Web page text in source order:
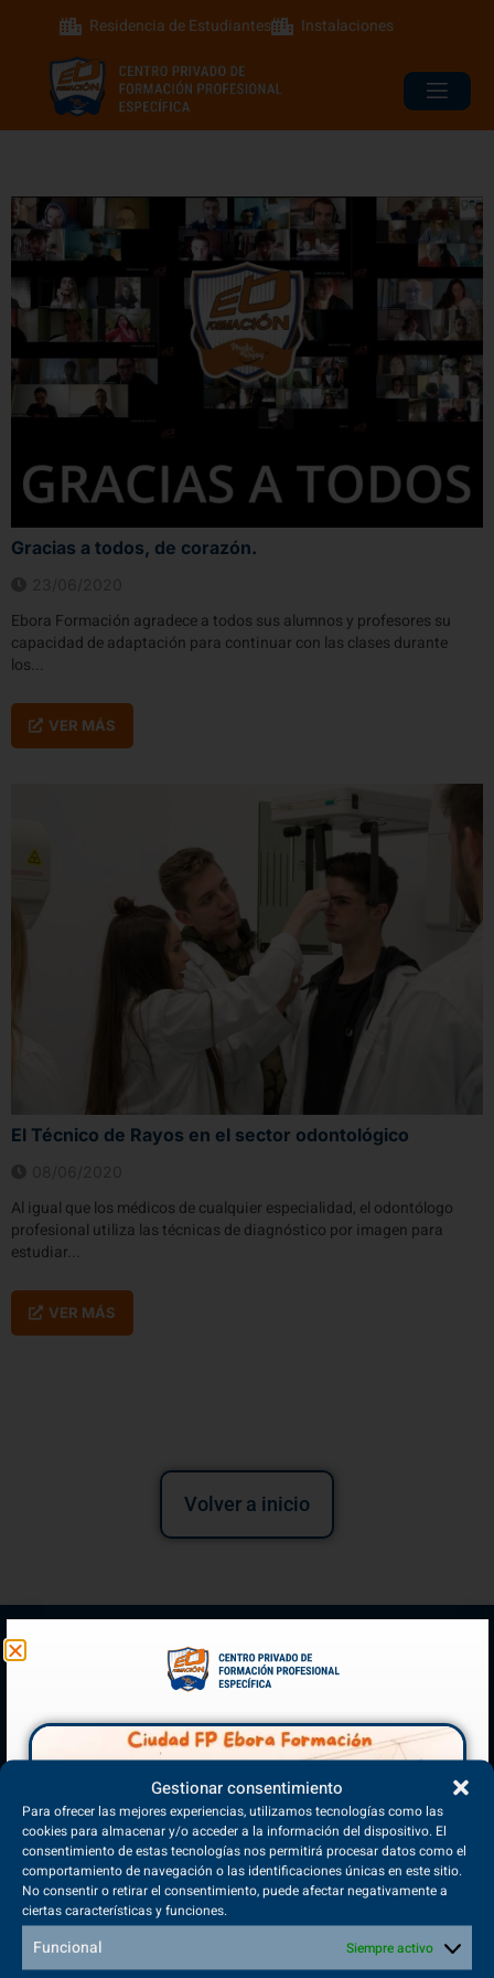
Gestionar consentimiento
Para ofrecer las mejores experiencias, utilizamos tecnologías como las
cookies para almacenar y/o acceder a la información del dispositivo. El
consentimiento de estas tecnologías nos permitirá procesar datos como el
comportamiento de navegación o las identificaciones únicas en este sitio.
No consentir o retirar el consentimiento, puede afectar negativamente a
ciertas características y funciones.
Funcional Siempre activo
Residencia de Estudiantes Instalaciones
Gracias a todos, de corazón.
Ebora Formación agradece a todos sus alumnos y profesores su
capacidad de adaptación para continuar con las clases durante
los...
VER MÁS
El Técnico de Rayos en el sector odontológico
Al igual que los médicos de cualquier especialidad, el odontólogo
profesional utiliza las técnicas de diagnóstico por imagen para
estudiar...
VER MÁS
Volver a inicio
(+34) 925 68 38 67
Teléfono de Contacto